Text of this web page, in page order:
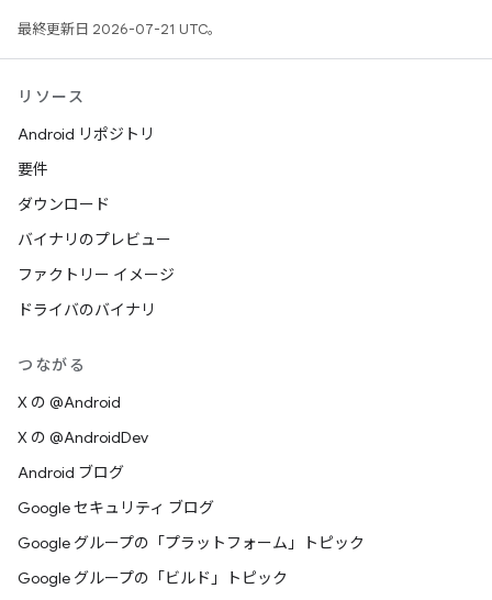
最終更新日 2026-07-21 UTC。
リソース
Android リポジトリ
要件
ダウンロード
バイナリのプレビュー
ファクトリー イメージ
ドライバのバイナリ
つながる
X の @Android
X の @AndroidDev
Android ブログ
Google セキュリティ ブログ
Google グループの「プラットフォーム」トピック
Google グループの「ビルド」トピック